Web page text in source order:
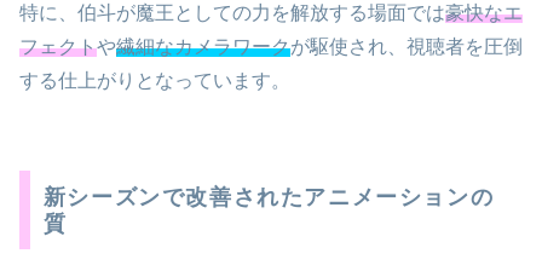
特に、伯斗が魔王としての力を解放する場面では豪快なエ
フェクトや繊細なカメラワークが駆使され、視聴者を圧倒
する仕上がりとなっています。
新シーズンで改善されたアニメーションの
質